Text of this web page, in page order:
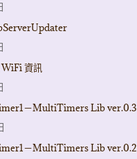
資訊
－MultiTimers Lib ver.0.3
－MultiTimers Lib ver.0.2